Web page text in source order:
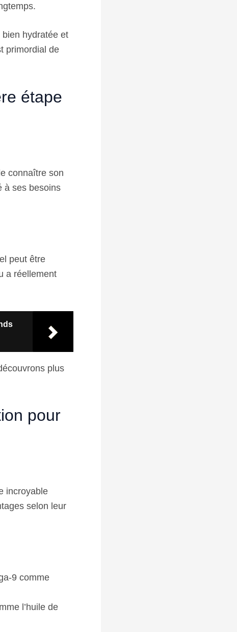
hydratée et
primordial de
étape
connaître son
à ses besoins
peut être
a réellement
plus
pour
incroyable
selon leur
9 comme
l’huile de